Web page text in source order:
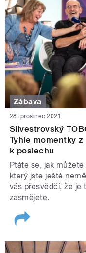
Zábava
28. prosinec 2021
Silvestrovský
Tyhle momentky
k poslechu
Ptáte se, jak
který jste ještě
vás přesvědčí, že je
zasmějete.